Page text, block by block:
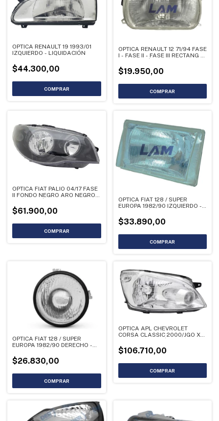
OPTICA RENAULT 19 1993/01
IZQUIERDO - LIQUIDACIÓN
$44.300,00
OPTICA RENAULT 12 71/94 FASE
I - FASE II - FASE III RECTANG -
$19.950,00
OPTICA FIAT PALIO 04/17 FASE
II FONDO NEGRO ARO NEGRO -
$61.900,00
OPTICA FIAT 128 / SUPER
EUROPA 1982/90 IZQUIERDO -
$33.890,00
OPTICA FIAT 128 / SUPER
EUROPA 1982/90 DERECHO -
$26.830,00
OPTICA APL CHEVROLET
CORSA CLASSIC 2000/JGO X
$106.710,00